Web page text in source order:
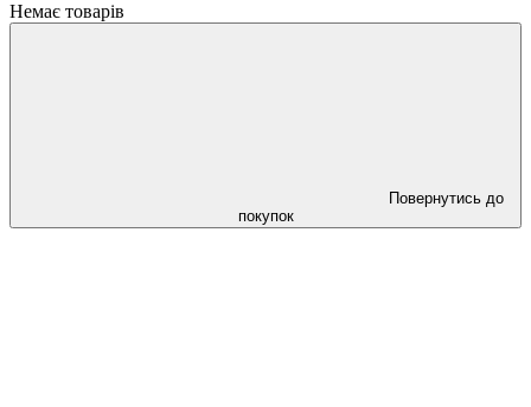
Немає товарів
Повернутись до
покупок